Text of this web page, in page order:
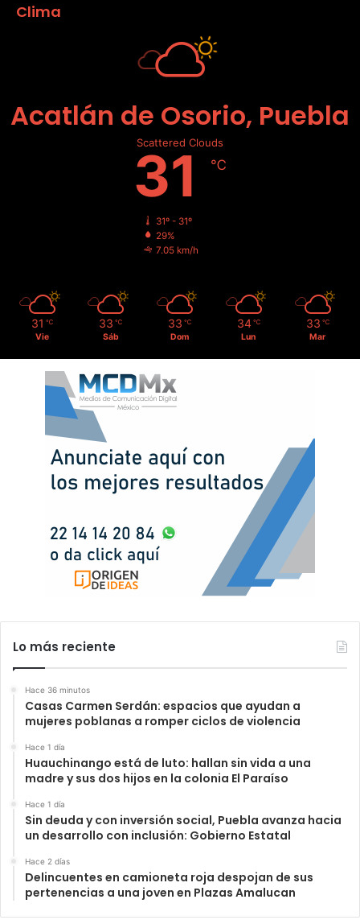
Clima
Acatlán de Osorio, Puebla
Scattered Clouds
31 ℃
31º - 31º
29%
7.05 km/h
31 ℃
Vie
33 ℃
Sáb
33 ℃
Dom
34 ℃
Lun
33 ℃
Mar
Lo más reciente
Hace 36 minutos
Casas Carmen Serdán: espacios que ayudan a
mujeres poblanas a romper ciclos de violencia
Hace 1 día
Huauchinango está de luto: hallan sin vida a una
madre y sus dos hijos en la colonia El Paraíso
Hace 1 día
Sin deuda y con inversión social, Puebla avanza hacia
un desarrollo con inclusión: Gobierno Estatal
Hace 2 días
Delincuentes en camioneta roja despojan de sus
pertenencias a una joven en Plazas Amalucan